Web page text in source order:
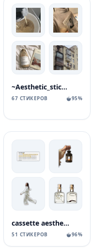
~Aesthetic_stickers~
67 СТИКЕРОВ 95%
cassette aesthetics
51 СТИКЕРОВ 96%